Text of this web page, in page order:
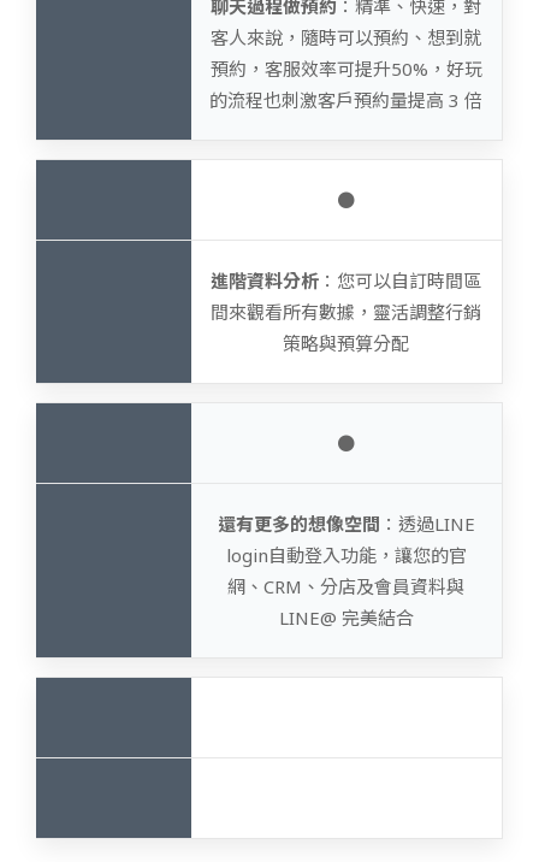
聊天過程做預約 ：精準、快速，對
客人來說，隨時可以預約、想到就
預約，客服效率可提升50%，好玩
的流程也刺激客戶預約量提高 3 倍
●
進階資料分析 ：您可以自訂時間區
間來觀看所有數據，靈活調整行銷
策略與預算分配
●
還有更多的想像空間 ：透過LINE
login自動登入功能，讓您的官
網、CRM、分店及會員資料與
LINE@ 完美結合